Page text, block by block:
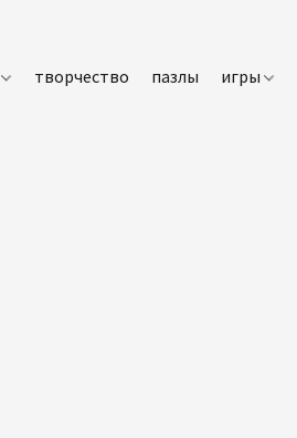
творчество пазлы игры